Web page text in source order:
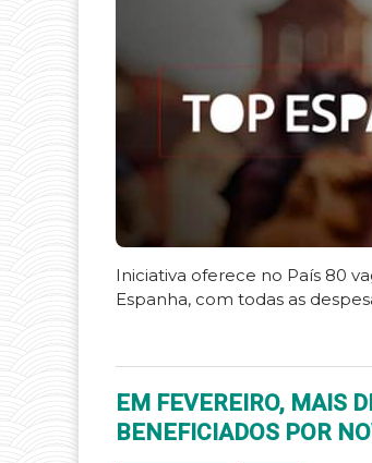
Iniciativa oferece no País 80
Espanha, com todas as
EM FEVEREIRO, MAIS
BENEFICIADOS POR